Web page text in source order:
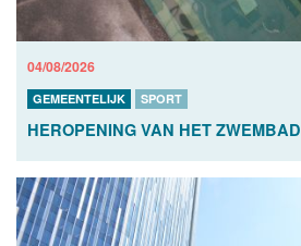
04/08/2026
GEMEENTELIJK SPORT
HEROPENING VAN HET ZWEMBAD